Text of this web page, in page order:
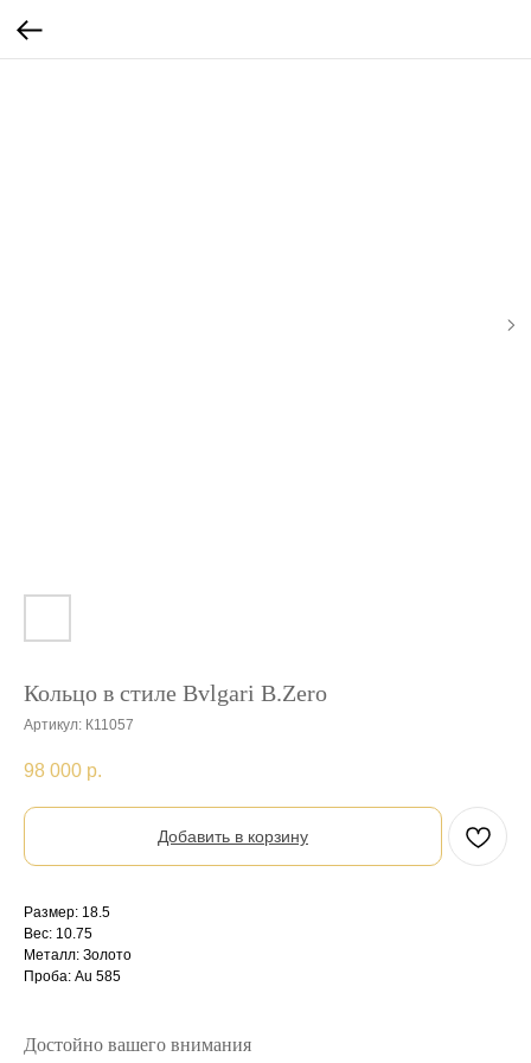
Кольцо в стиле Bvlgari B.Zero
Артикул: К11057
98 000 р.
Добавить в корзину
Размер: 18.5
Вес: 10.75
Металл: Золото
Проба: Au 585
Достойно вашего внимания